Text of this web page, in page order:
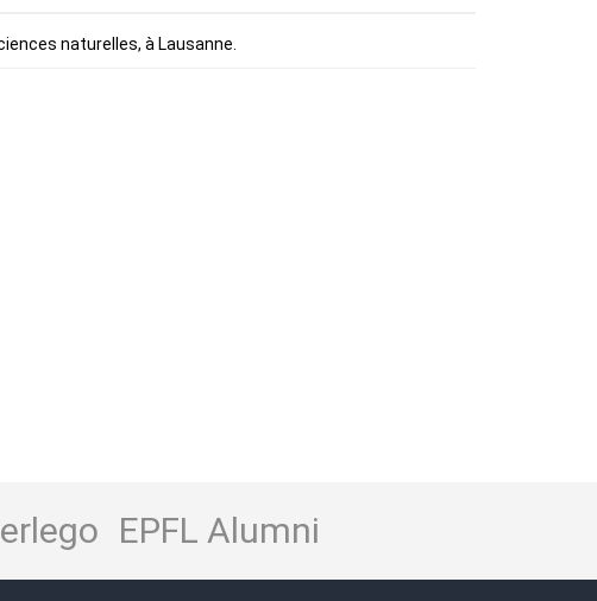
naturelles, à Lausanne.
EPFL Alumni